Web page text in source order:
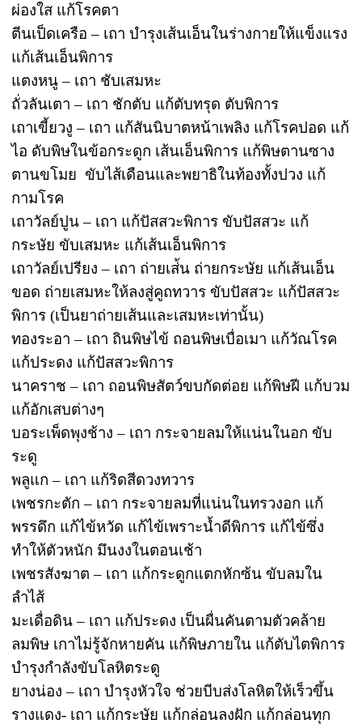
ผ่องใส แก้โรคตา
ตีนเป็ดเครือ – เถา บำรุงเส้นเอ็นในร่างกายให้แข็งแรง
แก้เส้นเอ็นพิการ
แตงหนู – เถา ชับเสมหะ
ถั่วลันเตา – เถา ชักตับ แก้ตับทรุด ตับพิการ
เถาเขี้ยวงู – เถา แก้สันนิบาตหน้าเพลิง แก้โรคปอด แก้
ไอ ดับพิษในข้อกระดูก เส้นเอ็นพิการ แก้พิษตานซาง
ตานขโมย ขับไส้เดือนและพยาธิในท้องทั้งปวง แก้
กามโรค
เถาวัลย์ปูน – เถา แก้ปัสสวะพิการ ขับปัสสวะ แก้
กระษัย ขับเสมหะ แก้เส้นเอ็นพิการ
เถาวัลย์เปรียง – เถา ถ่ายเส่้น ถ่ายกระษัย แก้เส้นเอ็น
ขอด ถ่ายเสมหะให้ลงสู่คูถทวาร ขับปัสสวะ แก้ปัสสวะ
พิการ (เป็นยาถ่ายเส้นและเสมหะเท่านั้น)
ทองระอา – เถา ถินพิษไข้ ถอนพิษเบื่อเมา แก้วัณโรค
แก้ประดง แก้ปัสสวะพิการ
นาคราช – เถา ถอนพิษสัตว์ขบกัดต่อย แก้พิษฝี แก้บวม
แก้อักเสบต่างๆ
บอระเพ็ดพุงช้าง – เถา กระจายลมให้แน่นในอก ขับ
ระดู
พลูแก – เถา แก้ริดสีดวงทวาร
เพชรกะตัก – เถา กระจายลมที่แน่นในทรวงอก แก้
พรรดึก แก้ไข้หวัด แก้ไข้เพราะน้ำดีพิการ แก้ไข้ซึ่ง
ทำให้ตัวหนัก มึนงงในตอนเช้า
เพชรสังฆาต – เถา แก้กระดูกแตกหักซ้น ขับลมใน
ลำไส้
มะเดื่อดิน – เถา แก้ประดง เป็นผื่นคันตามตัวคล้าย
ลมพิษ เกาไม่รู้จักหายคัน แก้พิษภายใน แก้ตับไตพิการ
บำรุงกำลังขับโลหิตระดู
ยางน่อง – เถา บำรุงหัวใจ ช่วยบีบส่งโลหิตให้เร็วขึ้น
รางแดง- เถา แก้กระษัย แก้กล่อนลงฝัก แก้กล่อนทุก